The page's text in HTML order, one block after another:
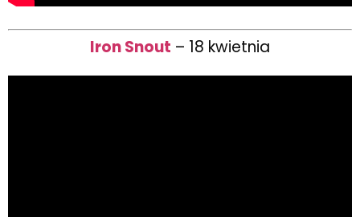
Iron Snout – 18 kwietnia